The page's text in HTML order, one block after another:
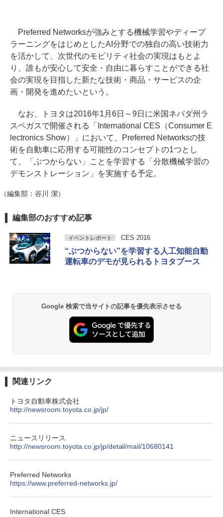
Preferred Networksが強みとする機械学習やディープ
ラーニングをはじめとしたAI分野での独自の高い技術力
を活かして、次世代のモビリティ社会の実現はもとよ
り、誰もが安心して安全・自由に暮らすことができる社
会の実現を目指した新たな技術・商品・サービスの企
画・開発を進めたいという。
なお、トヨタは2016年1月6日～9日に米国ネバダ州ラ
スベガスで開催される「International CES（Consumer E
lectronics Show）」において、Preferred Networksの技
術を自動車に応用する可能性のコンセプトの1つとし
て、「ぶつからない」ことを学習する「分散機械学習の
デモンストレーション」を実施する予定。
（編集部：谷川 潔）
編集部のおすすめ記事
イベントレポート CES 2016
“ぶつからない”を学習する人工知能自動
運転車のデモが見られるトヨタブース
Google 検索で当サイトの記事を優先表示させる
関連リンク
トヨタ自動車株式会社
http://newsroom.toyota.co.jp/jp/
ニュースリリース
http://newsroom.toyota.co.jp/jp/detail/mail/10680141
Preferred Networks
https://www.preferred-networks.jp/
International CES